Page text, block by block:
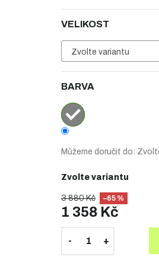
3 880 Kč –65 %
1 358 Kč
Zvolte variantu
VELIKOST
BARVA
Můžeme doručit do: